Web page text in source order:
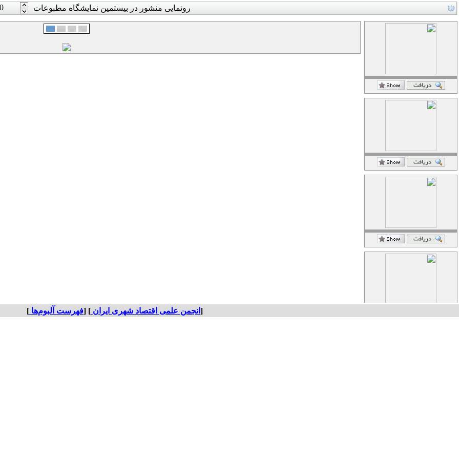
رونمایی منشور در بیستمین نمایشگاه مطبوعات
[ انجمن علمی اقتصاد شهری ایران ] [فهرست آلبوم‌ها ]